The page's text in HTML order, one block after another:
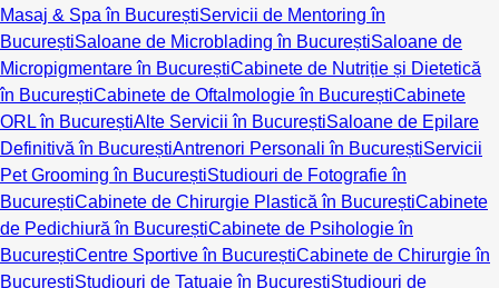
Masaj & Spa în BucureștiServicii de Mentoring în
BucureștiSaloane de Microblading în BucureștiSaloane de
Micropigmentare în BucureștiCabinete de Nutriție și Dietetică
în BucureștiCabinete de Oftalmologie în BucureștiCabinete
ORL în BucureștiAlte Servicii în BucureștiSaloane de Epilare
Definitivă în BucureștiAntrenori Personali în BucureștiServicii
Pet Grooming în BucureștiStudiouri de Fotografie în
BucureștiCabinete de Chirurgie Plastică în BucureștiCabinete
de Pedichiură în BucureștiCabinete de Psihologie în
BucureștiCentre Sportive în BucureștiCabinete de Chirurgie în
BucureștiStudiouri de Tatuaje în BucureștiStudiouri de